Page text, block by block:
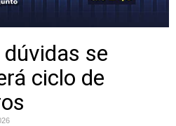
se
ciclo de